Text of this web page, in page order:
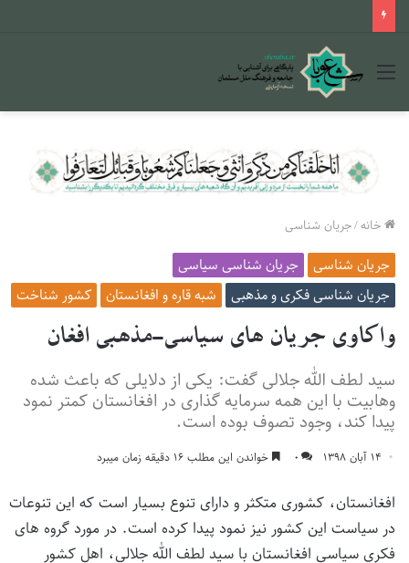
منو
خانه/جریان شناسی
جریان شناسی
جریان شناسی سیاسی
جریان شناسی فکری و مذهبی
شبه قاره و افغانستان کشور شناخت
واکاوی جریان های سیاسی-مذهبی افغان
سید لطف الله جلالی گفت: یکی از دلایلی که باعث شده
وهابیت با این همه سرمایه گذاری در افغانستان کمتر نمود
پیدا کند، وجود تصوف بوده است.
۱۴ آبان ۱۳۹۸ ۰ خواندن این مطلب ۱۶ دقیقه زمان میبرد
افغانستان، کشوری متکثر و دارای تنوع بسیار است که این تنوعات
در سیاست این کشور نیز نمود پیدا کرده است. در مورد گروه های
فکری سیاسی افغانستان با سید لطف الله جلالی، اهل کشور